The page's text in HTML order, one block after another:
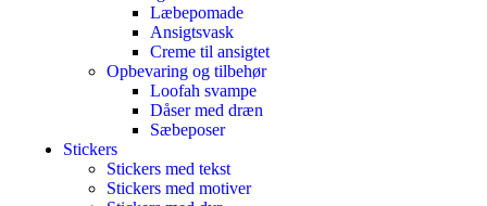
Læbepomade
Ansigtsvask
Creme til ansigtet
Opbevaring og tilbehør
Loofah svampe
Dåser med dræn
Sæbeposer
Stickers
Stickers med tekst
Stickers med motiver